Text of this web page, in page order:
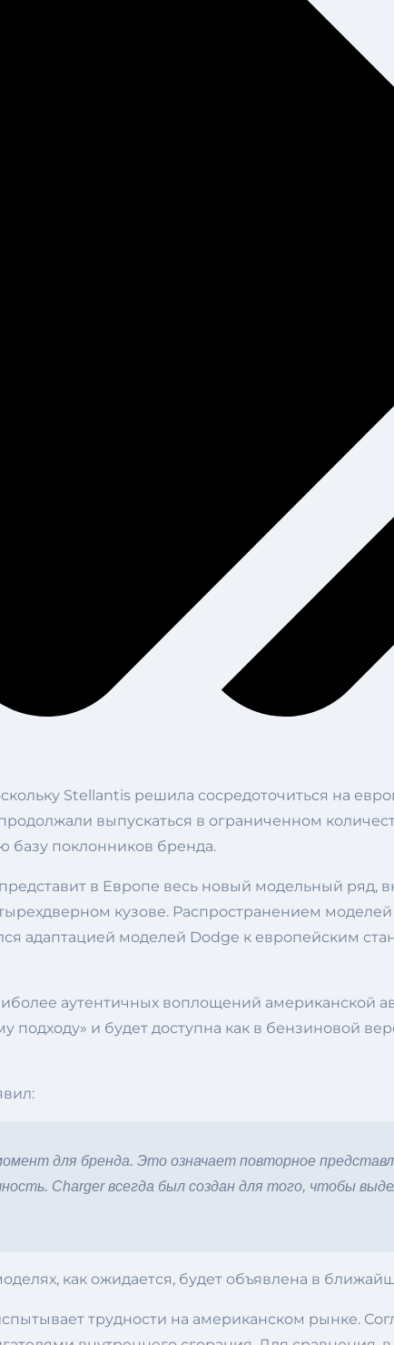
Stellantis решила сосредоточиться на
выпускаться в ограниченном
поклонников бренда.
в Европе весь новый модельный ряд,
кузове. Распространением
моделей Dodge к европейским
аутентичных воплощений американской
подходу» и будет доступна как в бензиновой
для бренда. Это означает повторное
Charger всегда был создан для того, чтобы
как ожидается, будет объявлена ​​в
трудности на американском рынке.